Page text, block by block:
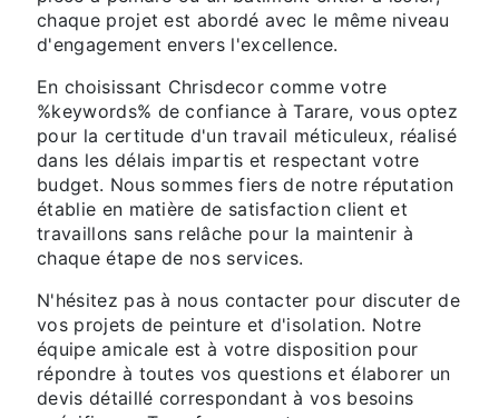
chaque projet est abordé avec le même niveau
d'engagement envers l'excellence.
En choisissant Chrisdecor comme votre
%keywords% de confiance à Tarare, vous optez
pour la certitude d'un travail méticuleux, réalisé
dans les délais impartis et respectant votre
budget. Nous sommes fiers de notre réputation
établie en matière de satisfaction client et
travaillons sans relâche pour la maintenir à
chaque étape de nos services.
N'hésitez pas à nous contacter pour discuter de
vos projets de peinture et d'isolation. Notre
équipe amicale est à votre disposition pour
répondre à toutes vos questions et élaborer un
devis détaillé correspondant à vos besoins